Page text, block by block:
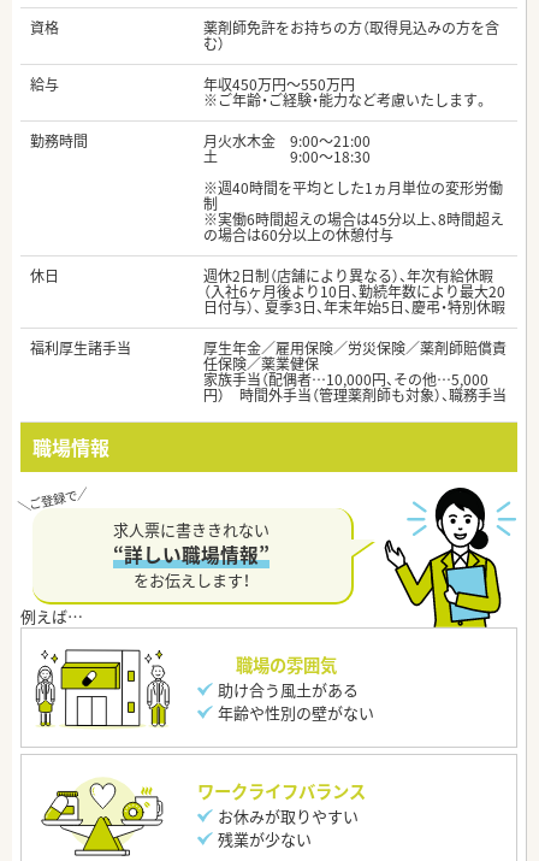
資格
薬剤師免許をお持ちの方（取得見込みの方を含
む）
給与
年収450万円～550万円
※ご年齢・ご経験・能力など考慮いたします。
勤務時間
月火水木金 9:00～21:00
土 9:00～18:30
※週40時間を平均とした1ヵ月単位の変形労働
制
※実働6時間超えの場合は45分以上、8時間超え
の場合は60分以上の休憩付与
休日
週休2日制（店舗により異なる）、年次有給休暇
（入社6ヶ月後より10日、勤続年数により最大20
日付与）、 夏季3日、年末年始5日、慶弔・特別休暇
福利厚生諸手当
厚生年金／雇用保険／労災保険／薬剤師賠償責
任保険／薬業健保
家族手当（配偶者…10,000円、その他…5,000
円） 時間外手当（管理薬剤師も対象）、職務手当
職場情報
求人票に書ききれない
“詳しい職場情報”
をお伝えします！
職場の雰囲気
助け合う風土がある
年齢や性別の壁がない
ワークライフバランス
お休みが取りやすい
残業が少ない